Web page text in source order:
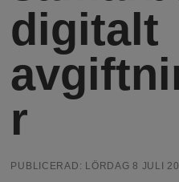
h
o
m
digitalt
r
PUBLICERAD: LÖRDAG 8 JULI